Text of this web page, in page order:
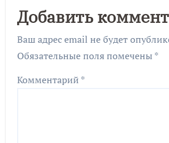
Добавить
Ваш адрес email не будет
Обязательные поля помечены *
Комментарий *